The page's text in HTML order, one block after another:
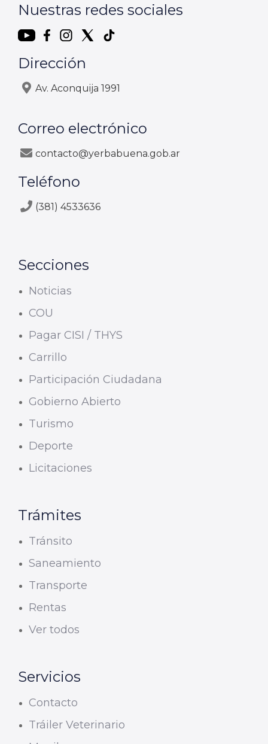
Nuestras redes sociales
Dirección
Av. Aconquija 1991
Correo electrónico
contacto@yerbabuena.gob.ar
Teléfono
(381) 4533636
Secciones
Noticias
COU
Pagar CISI / THYS
Carrillo
Participación Ciudadana
Gobierno Abierto
Turismo
Deporte
Licitaciones
Trámites
Tránsito
Saneamiento
Transporte
Rentas
Ver todos
Servicios
Contacto
Tráiler Veterinario